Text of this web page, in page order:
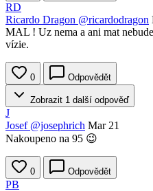
RD
Ricardo Dragon @ricardodragon
MAL ! Uz nema a ani mat
vízie.
0 Odpovědět
Zobrazit 1 další odpověď
J
Josef @josephrich Mar 21
Nakoupeno na 95 😉
0 Odpovědět
PB